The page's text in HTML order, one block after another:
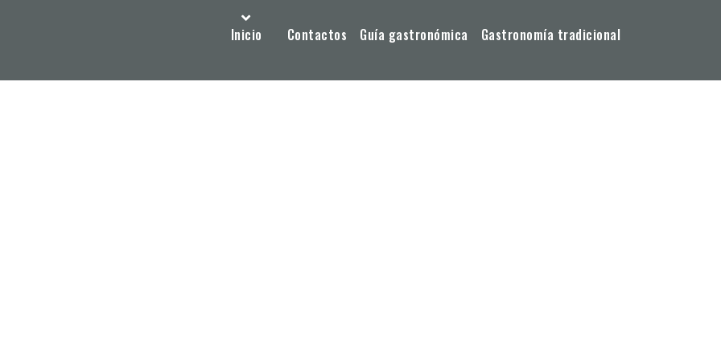
Inicio Contactos Guía gastronómica Gastronomía tradicional